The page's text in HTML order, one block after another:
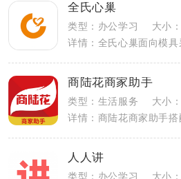
全氏心巢
类型：办公学习
大小
商陆花商家助手
类型：生活服务
大小
人人讲
类型：办公学习
大小